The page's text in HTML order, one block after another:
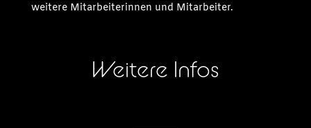
weitere Mitarbeiterinnen und Mitarbeiter.
Weitere Infos